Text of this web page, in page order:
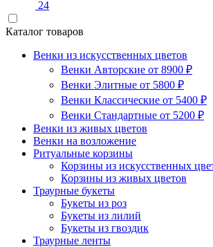
24
Каталог товаров
Венки из искусственных цветов
Венки Авторские от 8900 ₽
Венки Элитные от 5800 ₽
Венки Классические от 5400 ₽
Венки Стандартные от 5200 ₽
Венки из живых цветов
Венки на возложение
Ритуальные корзины
Корзины из искусственных
Корзины из живых цветов
Траурные букеты
Букеты из роз
Букеты из лилий
Букеты из гвоздик
Траурные ленты